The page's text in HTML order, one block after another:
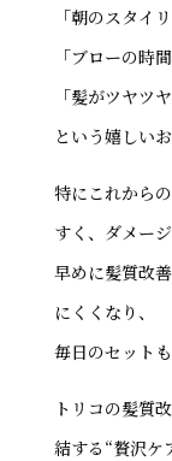
「朝のスタイ
「ブローの時
「髪がツヤツ
という嬉しい
特にこれから
すく、ダメー
早めに髪質改
にくくなり、
毎日のセット
トリコの髪質
結する“贅沢ケ